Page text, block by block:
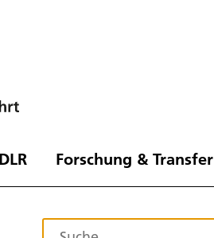
Forschung & Transfer